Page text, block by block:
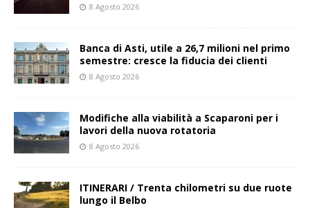
8 Agosto 2026
Banca di Asti, utile a 26,7 milioni nel primo
semestre: cresce la fiducia dei clienti
8 Agosto 2026
Modifiche alla viabilità a Scaparoni per i
lavori della nuova rotatoria
8 Agosto 2026
ITINERARI / Trenta chilometri su due ruote
lungo il Belbo